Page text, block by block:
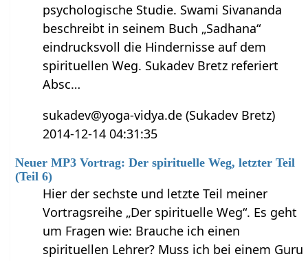
psychologische Studie. Swami Sivananda
beschreibt in seinem Buch „Sadhana“
eindrucksvoll die Hindernisse auf dem
spirituellen Weg. Sukadev Bretz referiert
Absc…
sukadev@yoga-vidya.de (Sukadev Bretz)
2014-12-14 04:31:35
Neuer MP3 Vortrag: Der spirituelle Weg, letzter Teil
(Teil 6)
Hier der sechste und letzte Teil meiner
Vortragsreihe „Der spirituelle Weg“. Es geht
um Fragen wie: Brauche ich einen
spirituellen Lehrer? Muss ich bei einem Guru